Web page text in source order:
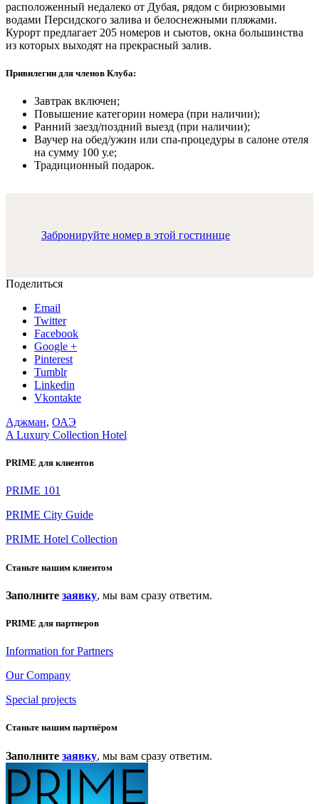
расположенный недалеко от Дубая, рядом с бирюзовыми
водами Персидского залива и белоснежными пляжами.
Курорт предлагает 205 номеров и сьютов, окна большинства
из которых выходят на прекрасный залив.
Привилегии для членов Клуба:
Завтрак включен;
Повышение категории номера (при наличии);
Ранний заезд/поздний выезд (при наличии);
Ваучер на обед/ужин или спа-процедуры в салоне отеля
на сумму 100 у.е;
Традиционный подарок.
Забронируйте номер в этой гостинице
Поделиться
Email
Twitter
Facebook
Google +
Pinterest
Tumblr
Linkedin
Vkontakte
Аджман, ОАЭ
A Luxury Collection Hotel
PRIME для клиентов
PRIME 101
PRIME City Guide
PRIME Hotel Collection
Станьте нашим клиентом
Заполните заявку, мы вам сразу ответим.
PRIME для партнеров
Information for Partners
Our Company
Special projects
Станьте нашим партнёром
Заполните заявку, мы вам сразу ответим.